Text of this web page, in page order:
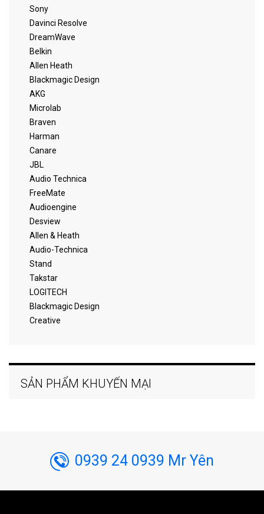
Sony
Davinci Resolve
DreamWave
Belkin
Allen Heath
Blackmagic Design
AKG
Microlab
Braven
Harman
Canare
JBL
Audio Technica
FreeMate
Audioengine
Desview
Allen & Heath
Audio-Technica
Stand
Takstar
LOGITECH
Blackmagic Design
Creative
SẢN PHẨM KHUYẾN MẠI
0939 24 0939 Mr Yên